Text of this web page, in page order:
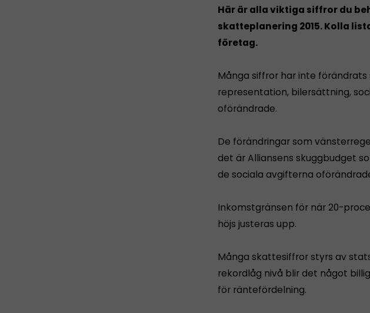
Här är alla viktiga siffror du
skatteplanering 2015. Kolla
företag.
Många siffror har inte
representation, bilersättning,
oförändrade.
De förändringar som
det är Alliansens skuggbudget
de sociala avgifterna
Inkomstgränsen för när 20-
höjs justeras upp.
Många skattesiffror styrs av
rekordlåg nivå blir det något
för räntefördelning.